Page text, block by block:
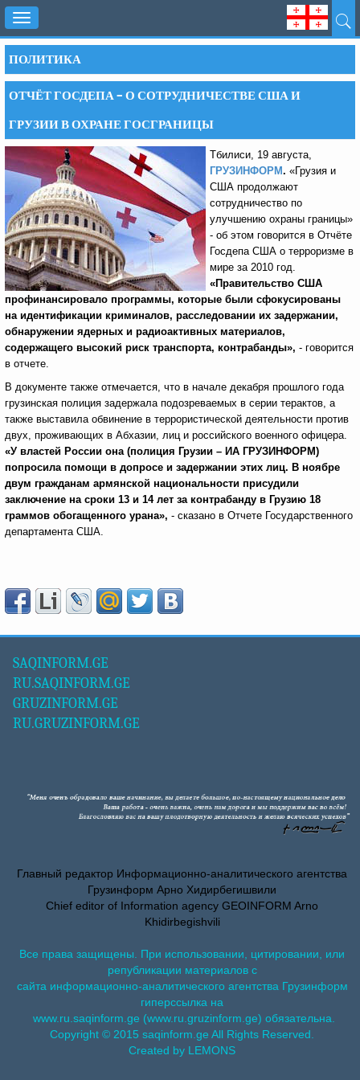
Toggle
navigation
ПОЛИТИКА
ОТЧЁТ ГОСДЕПА – О СОТРУДНИЧЕСТВЕ США И
ГРУЗИИ В ОХРАНЕ ГОСГРАНИЦЫ
Тбилиси, 19 августа,
ГРУЗИНФОРМ. «Грузия и
США продолжают
сотрудничество по
улучшению охраны границы»
- об этом говорится в Отчёте
Госдепа США о терроризме в
мире за 2010 год.
«Правительство США
профинансировало программы, которые были сфокусированы
на идентификации криминалов, расследовании их задержании,
обнаружении ядерных и радиоактивных материалов,
содержащего высокий риск транспорта, контрабанды», - говорится
в отчете.
В документе также отмечается, что в начале декабря прошлого года
грузинская полиция задержала подозреваемых в серии терактов, а
также выставила обвинение в террористической деятельности против
двух, проживающих в Абхазии, лиц и российского военного офицера.
«У властей России она (полиция Грузии – ИА ГРУЗИНФОРМ)
попросила помощи в допросе и задержании этих лиц. В ноябре
двум гражданам армянской национальности присудили
заключение на сроки 13 и 14 лет за контрабанду в Грузию 18
граммов обогащенного урана», - сказано в Отчете Государственного
департамента США.
SAQINFORM.GE
RU.SAQINFORM.GE
GRUZINFORM.GE
RU.GRUZINFORM.GE
Главный редактор Информационно-аналитического агентства
Грузинформ Арно Хидирбегишвили
Chief editor of Information agency GEOINFORM Arno
Khidirbegishvili
Все права защищены. При использовании, цитировании, или
републикации материалов с
сайта информационно-аналитического агентства Грузинформ
гиперссылка на
www.ru.saqinform.ge (www.ru.gruzinform.ge) обязательна.
Copyright © 2015 saqinform.ge All Rights Reserved.
Created by LEMONS